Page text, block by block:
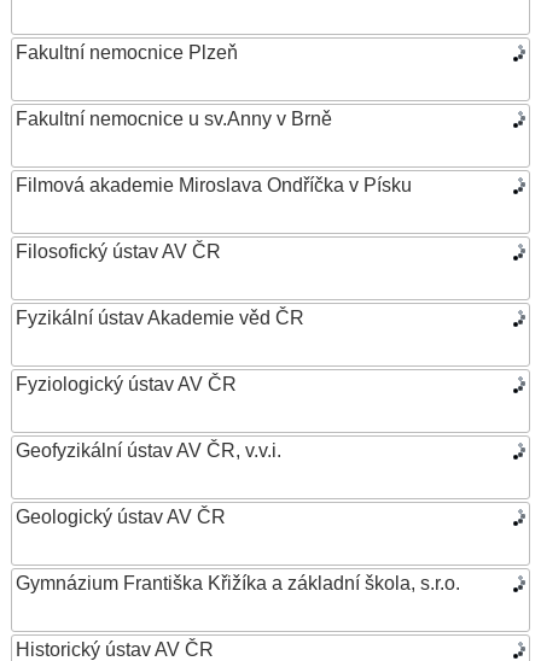
Fakultní nemocnice Plzeň
Fakultní nemocnice u sv.Anny v Brně
Filmová akademie Miroslava Ondříčka v Písku
Filosofický ústav AV ČR
Fyzikální ústav Akademie věd ČR
Fyziologický ústav AV ČR
Geofyzikální ústav AV ČR, v.v.i.
Geologický ústav AV ČR
Gymnázium Františka Křižíka a základní škola, s.r.o.
Historický ústav AV ČR